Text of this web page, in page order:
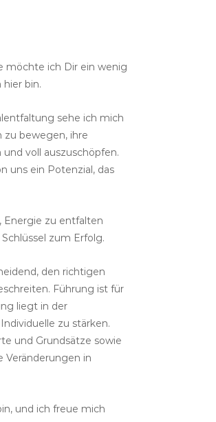
möchte ich Dir ein wenig
bin.
sehe ich mich
zu bewegen, ihre
voll auszuschöpfen.
uns ein Potenzial, das
Energie zu entfalten
zum Erfolg.
den richtigen
Führung ist für
liegt in der
zu stärken.
und Grundsätze sowie
Veränderungen in
und ich freue mich